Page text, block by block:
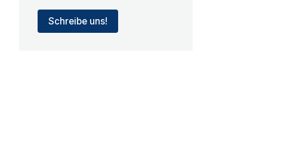
Schreibe uns!